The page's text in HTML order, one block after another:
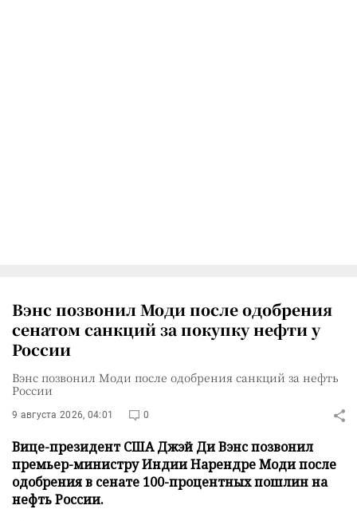
Вэнс позвонил Моди после одобрения
сенатом санкций за покупку нефти у
России
Вэнс позвонил Моди после одобрения санкций за нефть
России
9 августа 2026, 04:01 0
Вице-президент США Джэй Ди Вэнс позвонил
премьер-министру Индии Нарендре Моди после
одобрения в сенате 100-процентных пошлин на
нефть России.